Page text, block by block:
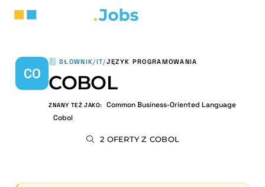
CO
SŁOWNIK/IT/JĘZYK PROGRAMOWANIA
COBOL
ZNANY TEŻ JAKO:
Common Business-Oriented Language
Cobol
2 OFERTY Z COBOL